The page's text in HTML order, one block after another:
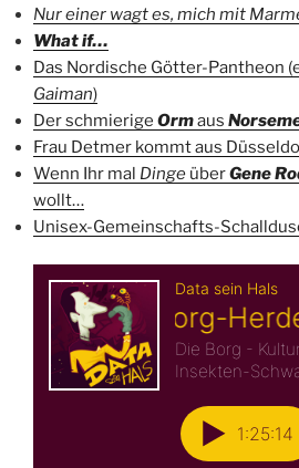
Nur einer wagt es, mich mit
What if…
Das Nordische Götter-Pantheon
Gaiman)
Der schmierige Ormaus
Frau Detmer kommt aus
Wenn Ihr mal Dinge überGene
wollt…
Unisex-Gemeinschafts-